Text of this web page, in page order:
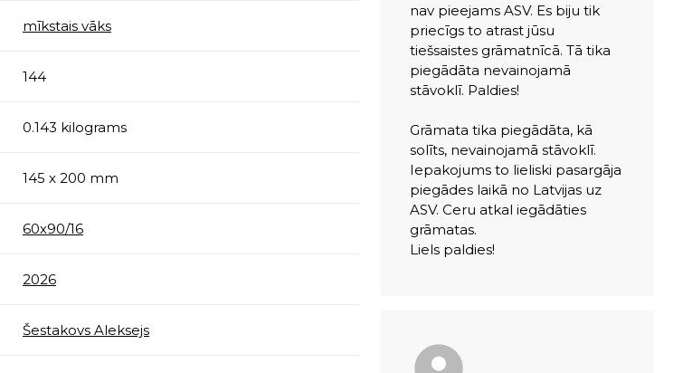
mīkstais vāks
144
0.143 kilograms
145 x 200 mm
60х90/16
2026
Šestakovs Aleksejs
nav pieejams ASV. Es biju tik
priecīgs to atrast jūsu
tiešsaistes grāmatnīcā. Tā tika
piegādāta nevainojamā
stāvoklī. Paldies!
Grāmata tika piegādāta, kā
solīts, nevainojamā stāvoklī.
Iepakojums to lieliski pasargāja
piegādes laikā no Latvijas uz
ASV. Ceru atkal iegādāties
grāmatas.
Liels paldies!